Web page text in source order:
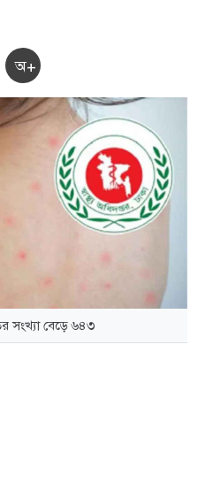
অ+
সংখ্যা বেড়ে ৬৪৩